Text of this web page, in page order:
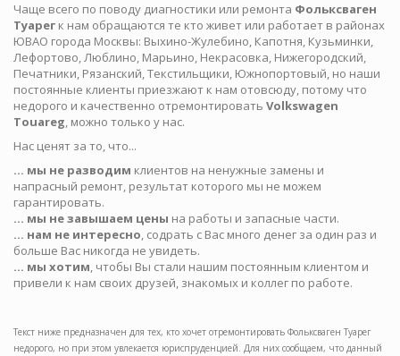
Чаще всего по поводу диагностики или ремонта Фольксваген
Туарег к нам обращаются те кто живет или работает в районах
ЮВАО города Москвы: Выхино-Жулебино, Капотня, Кузьминки,
Лефортово, Люблино, Марьино, Некрасовка, Нижегородский,
Печатники, Рязанский, Текстильщики, Южнопортовый, но наши
постоянные клиенты приезжают к нам отовсюду, потому что
недорого и качественно отремонтировать Volkswagen
Touareg, можно только у нас.
Нас ценят за то, что...
... мы не разводим клиентов на ненужные замены и
напрасный ремонт, результат которого мы не можем
гарантировать.
... мы не завышаем цены на работы и запасные части.
... нам не интересно, содрать с Вас много денег за один раз и
больше Вас никогда не увидеть.
... мы хотим, чтобы Вы стали нашим постоянным клиентом и
привели к нам своих друзей, знакомых и коллег по работе.
Текст ниже предназначен для тех, кто хочет отремонтировать Фольксваген Туарег
недорого, но при этом увлекается юриспруденцией. Для них сообщаем, что данный